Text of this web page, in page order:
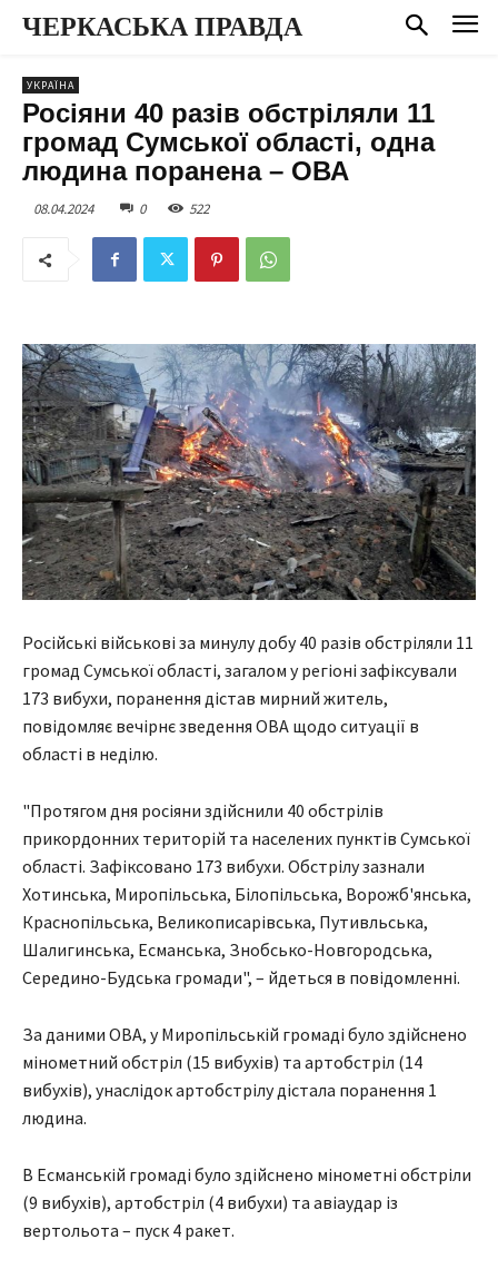
ЧЕРКАСЬКА ПРАВДА
УКРАЇНА
Росіяни 40 разів обстріляли 11
громад Сумської області, одна
людина поранена – ОВА
08.04.2024 0 522
Російські військові за минулу добу 40 разів обстріляли 11
громад Сумської області, загалом у регіоні зафіксували
173 вибухи, поранення дістав мирний житель,
повідомляє вечірнє зведення ОВА щодо ситуації в
області в неділю.
"Протягом дня росіяни здійснили 40 обстрілів
прикордонних територій та населених пунктів Сумської
області. Зафіксовано 173 вибухи. Обстрілу зазнали
Хотинська, Миропільська, Білопільська, Ворожб'янська,
Краснопільська, Великописарівська, Путивльська,
Шалигинська, Есманська, Знобсько-Новгородська,
Середино-Будська громади", – йдеться в повідомленні.
За даними ОВА, у Миропільській громаді було здійснено
мінометний обстріл (15 вибухів) та артобстріл (14
вибухів), унаслідок артобстрілу дістала поранення 1
людина.
В Есманській громаді було здійснено мінометні обстріли
(9 вибухів), артобстріл (4 вибухи) та авіаудар із
вертольота – пуск 4 ракет.